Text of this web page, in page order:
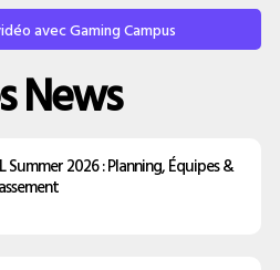
avec Gaming Campus
News
Summer 2026 : Planning, Équipes &